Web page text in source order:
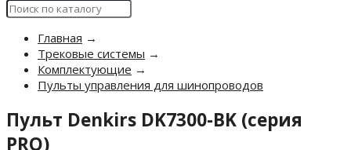
Главная →
Трековые системы →
Комплектующие →
Пульты управления для шинопроводов
Пульт Denkirs DK7300-BK (серия
PRO)